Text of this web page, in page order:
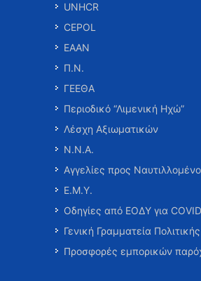
UNHCR
CEPOL
ΕΑΑΝ
Π.Ν.
ΓΕΕΘΑ
Περιοδικό “Λιμενική Ηχώ”
Λέσχη Αξιωματικών
Ν.Ν.Α.
Αγγελίες προς
Ε.Μ.Υ.
Οδηγίες από ΕΟΔΥ για
Γενική Γραμματεία
Προσφορές εμπορικών